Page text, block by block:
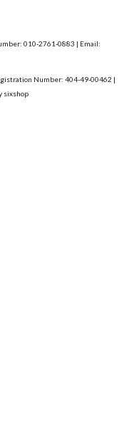
010-2761-0883 | Email:
Number: 404-49-00462 |
sixshop